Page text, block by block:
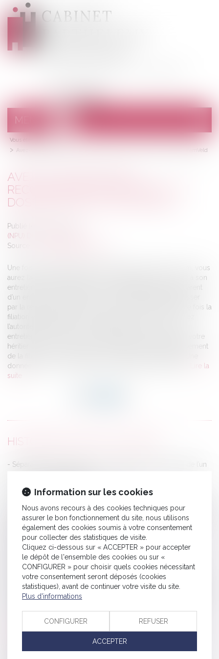
CABINET
MENU
Vous êtes ici :
Avez-vous besoin de reconnaître votre enfant ? | Dossier Familial © FamVeld
AVEZ-VOUS BESOIN DE
RECONNAÎTRE VOTRE ENFANT ? |
DOSSIER FAMILIAL © FAMVELD
Publié le :
(NPU) Droit de la famille
Source :
Une fois la filiation établie, l’enfant pourra porter votre nom, vous
aurez l’autorité parentale sur lui et l’obligation de pourvoir à son
entretien et à son éducation. Pour être juridiquement le parent
d’un enfant, il faut que la filiation soit établie. Cela peut passer
par la reconnaissance, sans que ce soit systématique. Une fois la
filiation établie, l’enfant pourra porter votre nom, vous aurez
l’autorité parentale sur lui et l’obligation de pourvoir à son
entretien et à son éducation. Cette filiation fait aussi de lui votre
héritier. Tout cela est vrai quel que soit le mode d’établissement
de la filiation car, en France, tous les enfants sont égaux. Une
donnée qui a son importance en matière de succession...
Lire la
suite
HISTORIQUE
Séparation de concubins : la construction sur le terrain de l’un
Qu’est-ce qu’une garantie commerciale ?
Le non-respect par l'employeur de son obligation de sécurité
de résultat ne justifie pas nécessairement une prise d'acte - RF
SOCIAL
Assurance emprunteur : les 4 étapes de la renégociation -
Explorimmo
Convocation à un entretien préalable : doit-on préciser les
griefs afin de respecter les droits du salarié ? - Editions Tissot
Un tribunal refuse de sanctionner un restaurateur pour le bruit
de ses clients - Affaire du cabinet via SOS conso
Avez-vous besoin de reconnaître votre enfant ? | Dossier
"Elle a été licenciée pour avoir signé à la place des élèves" -
Information sur les cookies
Nous avons recours à des cookies techniques pour
assurer le bon fonctionnement du site, nous utilisons
également des cookies soumis à votre consentement
pour collecter des statistiques de visite.
Cliquez ci-dessous sur « ACCEPTER » pour accepter
le dépôt de l'ensemble des cookies ou sur «
CONFIGURER » pour choisir quels cookies nécessitant
votre consentement seront déposés (cookies
statistiques), avant de continuer votre visite du site.
Plus d'informations
CONFIGURER REFUSER
ACCEPTER